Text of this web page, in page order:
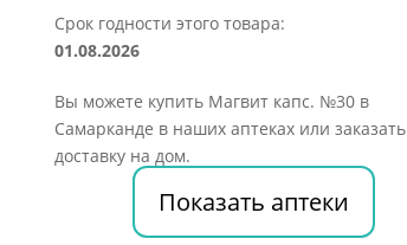
Срок годности этого товара:
01.08.2026
Вы можете купить Магвит капс. №30 в
Самарканде в наших аптеках или заказать
доставку на дом.
Показать аптеки